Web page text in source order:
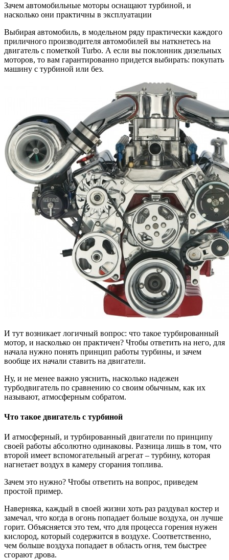
Зачем автомобильные моторы оснащают турбиной, и
насколько они практичны в эксплуатации
Выбирая автомобиль, в модельном ряду практически каждого
приличного производителя автомобилей вы наткнетесь на
двигатель с пометкой Turbo. А если вы поклонник дизельных
моторов, то вам гарантированно придется выбирать: покупать
машину с турбиной или без.
И тут возникает логичный вопрос: что такое турбированный
мотор, и насколько он практичен? Чтобы ответить на него, для
начала нужно понять принцип работы турбины, и зачем
вообще их начали ставить на двигатели.
Ну, и не менее важно уяснить, насколько надежен
турбодвигатель по сравнению со своим обычным, как их
называют, атмосферным собратом.
Что такое двигатель с турбиной
И атмосферный, и турбированный двигатели по принципу
своей работы абсолютно одинаковы. Разница лишь в том, что
второй имеет вспомогательный агрегат – турбину, которая
нагнетает воздух в камеру сгорания топлива.
Зачем это нужно? Чтобы ответить на вопрос, приведем
простой пример.
Наверняка, каждый в своей жизни хоть раз раздувал костер и
замечал, что когда в огонь попадает больше воздуха, он лучше
горит. Объясняется это тем, что для процесса горения нужен
кислород, который содержится в воздухе. Соответственно,
чем больше воздуха попадает в область огня, тем быстрее
сгорают дрова.